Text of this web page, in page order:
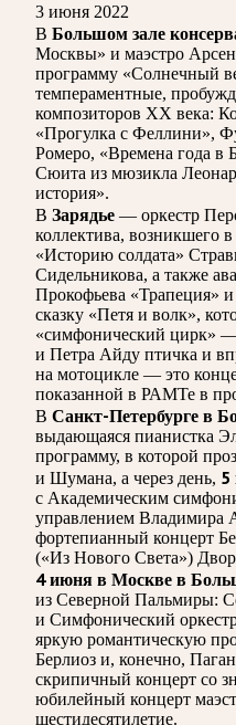
3 июня 2022
В Большом зале
Москвы» и маэстро
программу «Солнечный
темпераментные,
композиторов ХХ века:
«Прогулка с Феллини»,
Ромеро, «Времена года в
Сюита из мюзикла
история».
В Зарядье — оркестр
коллектива, возникшего
«Историю солдата»
Сидельникова, а также
Прокофьева «Трапеция»
сказку «Петя и волк»,
«симфонический цирк» —
и Петра Айду птичка и
на мотоцикле — это
показанной в РАМТе в
В Санкт-Петербурге в
выдающаяся пианистка
программу, в которой
и Шумана, а через день, 5
с Академическим
управлением Владимира
фортепианный концерт
(«Из Нового Света»)
4 июня в Москве в
из Северной Пальмиры:
и Симфонический
яркую романтическую
Берлиоз и, конечно,
скрипичный концерт со
юбилейный концерт
шестидесятилетие.